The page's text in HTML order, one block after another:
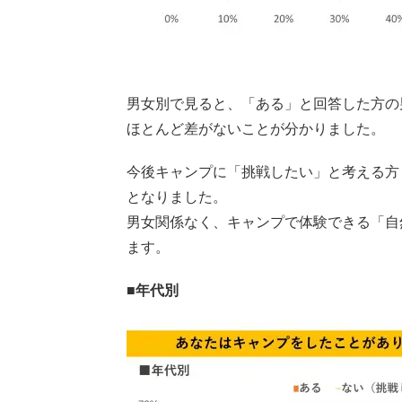
男女別で見ると、「ある」と回答した方
ほとんど差がないことが分かりました。
今後キャンプに「挑戦したい」と考える
となりました。
男女関係なく、キャンプで体験できる「
ます。
■年代別